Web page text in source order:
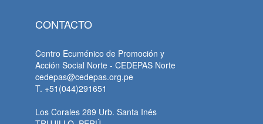
CONTACTO
Centro Ecuménico de Promoción y
Acción Social Norte - CEDEPAS Norte
cedepas@cedepas.org.pe
T. +51(044)291651
Los Corales 289 Urb. Santa Inés